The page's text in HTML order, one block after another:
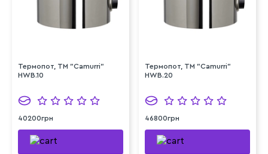
Термопот, TM "Camurri"
HWB.10
40200грн
Термопот, TM "Camurri"
HWB.20
46800грн